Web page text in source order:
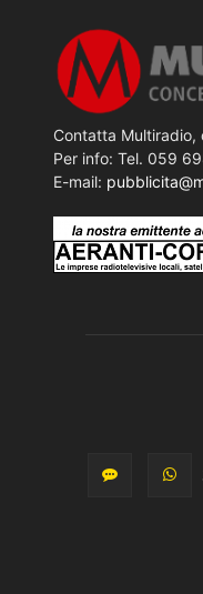
Contatta Multiradio,
Per info: Tel. 059
E-mail: